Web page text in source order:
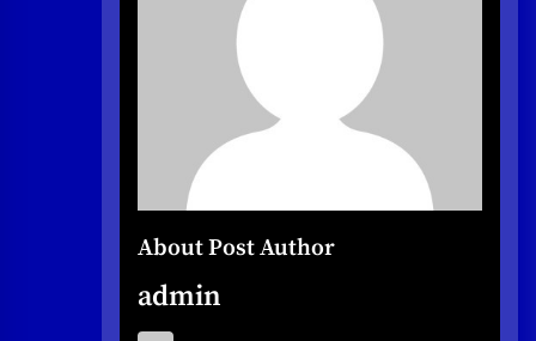
About Post Author
admin